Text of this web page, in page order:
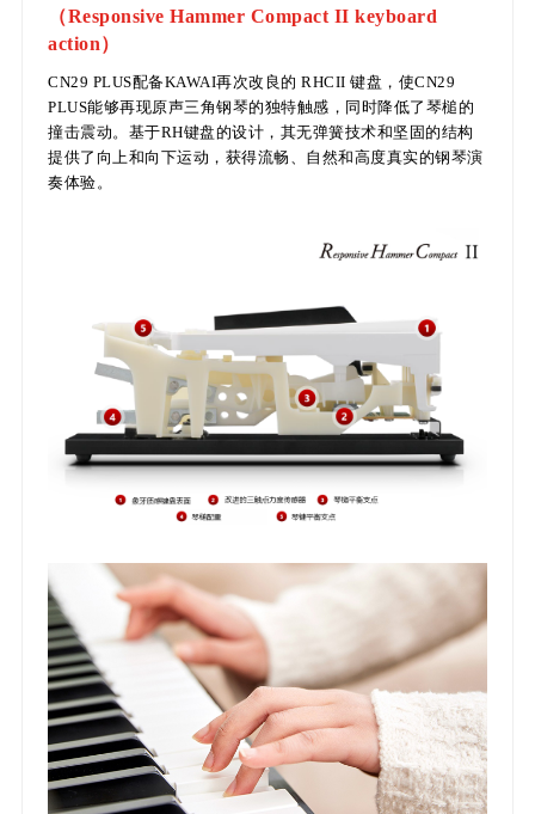
（Responsive Hammer Compact II keyboard
action）
CN29 PLUS配备KAWAI再次改良的 RHCII 键盘，使CN29
PLUS能够再现原声三角钢琴的独特触感，同时降低了琴槌的
撞击震动。基于RH键盘的设计，其无弹簧技术和坚固的结构
提供了向上和向下运动，获得流畅、自然和高度真实的钢琴演
奏体验。